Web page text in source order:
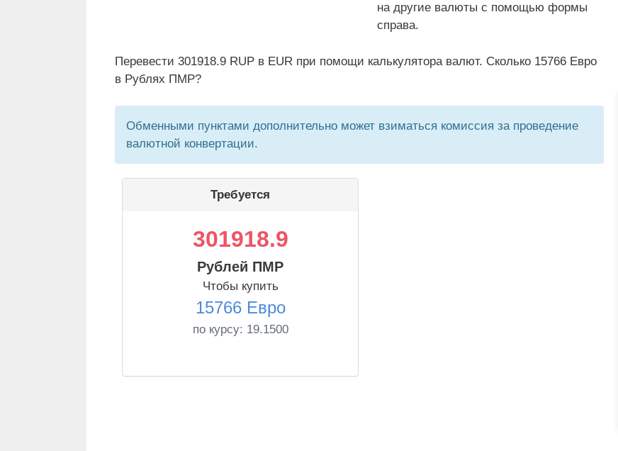
на другие валюты с помощью формы
справа.
Перевести 301918.9 RUP в EUR при помощи калькулятора валют. Сколько 15766 Евро
в Рублях ПМР?
Обменными пунктами дополнительно может взиматься комиссия за проведение
валютной конвертации.
Требуется
301918.9
Рублей ПМР
Чтобы купить
15766 Евро
по курсу: 19.1500